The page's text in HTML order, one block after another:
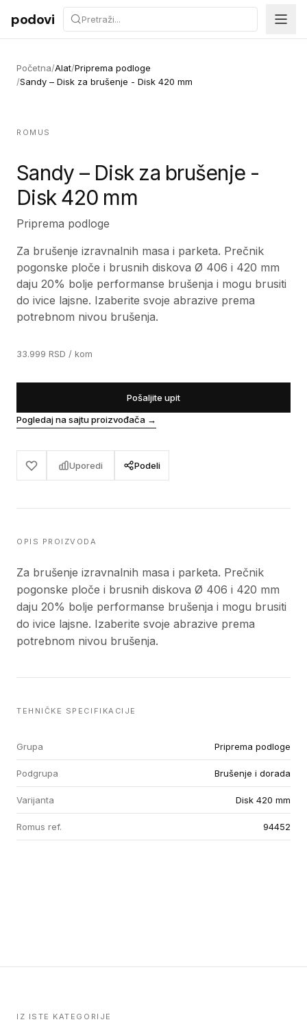
Preskoči na sadržaj
podovi
Početna/Alat/Priprema podloge
/Sandy – Disk za brušenje - Disk 420 mm
ROMUS
Sandy – Disk za brušenje -
Disk 420 mm
Priprema podloge
Za brušenje izravnalnih masa i parketa. Prečnik
pogonske ploče i brusnih diskova Ø 406 i 420 mm
daju 20% bolje performanse brušenja i mogu brusiti
do ivice lajsne. Izaberite svoje abrazive prema
potrebnom nivou brušenja.
33.999 RSD / kom
Pošaljite upit
Pogledaj na sajtu proizvođača →
Uporedi Podeli
OPIS PROIZVODA
Za brušenje izravnalnih masa i parketa. Prečnik
pogonske ploče i brusnih diskova Ø 406 i 420 mm
daju 20% bolje performanse brušenja i mogu brusiti
do ivice lajsne. Izaberite svoje abrazive prema
potrebnom nivou brušenja.
TEHNIČKE SPECIFIKACIJE
Grupa Priprema podloge
Podgrupa Brušenje i dorada
Varijanta Disk 420 mm
Romus ref. 94452
IZ ISTE KATEGORIJE